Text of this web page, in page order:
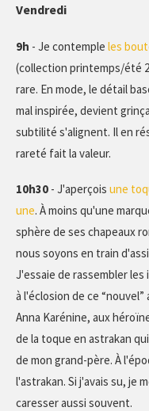
Vendredi
9h - Je contemple les
(collection printemps/été
rare. En mode, le détail
mal inspirée, devient
subtilité s'alignent. Il en
rareté fait la valeur.
10h30 - J'aperçois une
une. À moins qu'une
sphère de ses chapeaux
nous soyons en train
J'essaie de rassembler
à l'éclosion de ce
Anna Karénine, aux
de la toque en astrakan
de mon grand-père. À
l'astrakan. Si j'avais su, je
caresser aussi souvent.